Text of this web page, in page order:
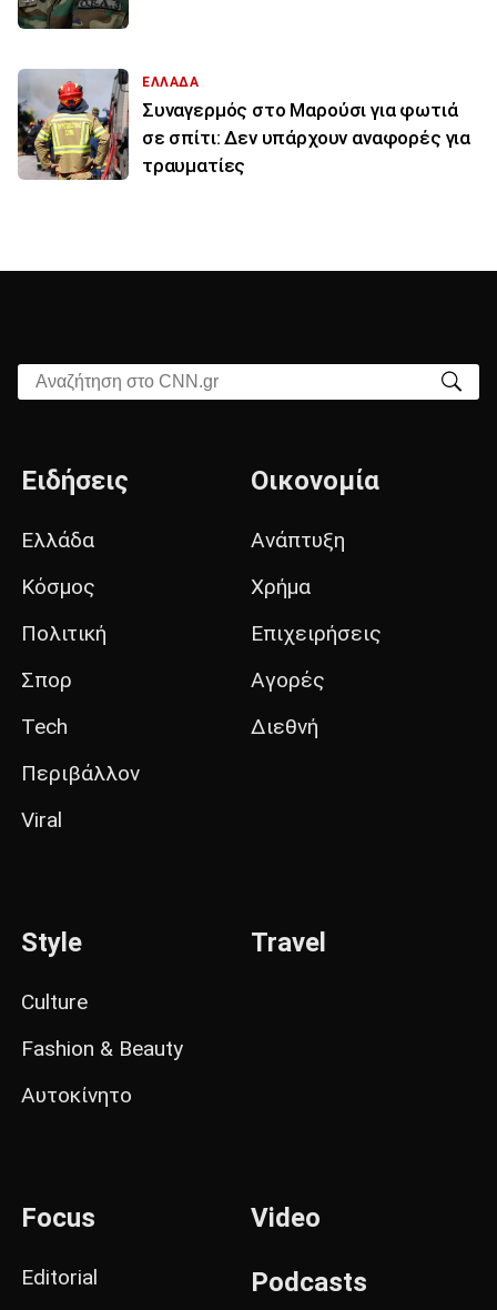
ΕΛΛΑΔΑ
Συναγερμός στο Μαρούσι για φωτιά
σε σπίτι: Δεν υπάρχουν αναφορές για
τραυματίες
Αναζήτηση στο CNN.gr
Ειδήσεις
Ελλάδα
Κόσμος
Πολιτική
Σπορ
Tech
Περιβάλλον
Viral
Οικονομία
Ανάπτυξη
Χρήμα
Επιχειρήσεις
Αγορές
Διεθνή
Style
Culture
Fashion & Beauty
Αυτοκίνητο
Travel
Focus
Editorial
Video
Podcasts